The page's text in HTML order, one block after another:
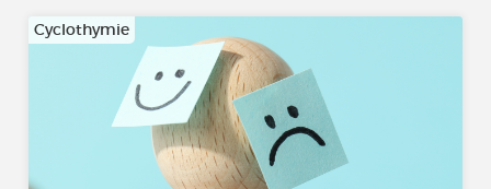
Cyclothymie